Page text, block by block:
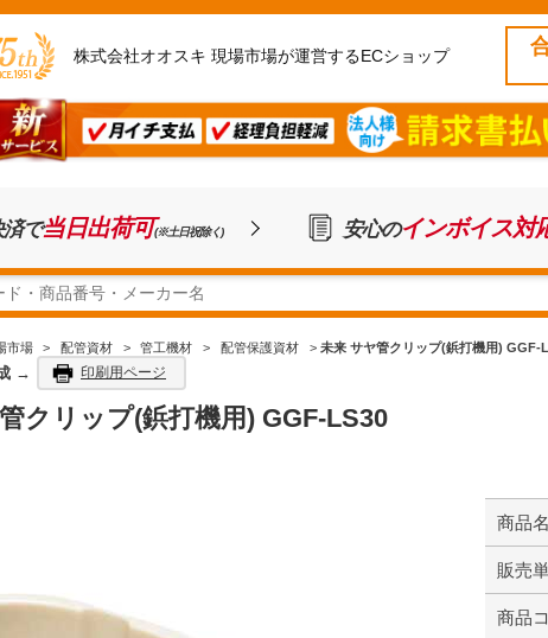
株式会社オオスキ 現場市場が運営するECショップ
で当日出荷可(※土日祝除く) 安心のインボイス対
市場 > 配管資材 > 管工機材 > 配管保護資材 > 未来 サヤ管クリップ(鋲打機用) GGF-
→ 印刷用ページ
クリップ(鋲打機用) GGF-LS30
商品名
販売
商品